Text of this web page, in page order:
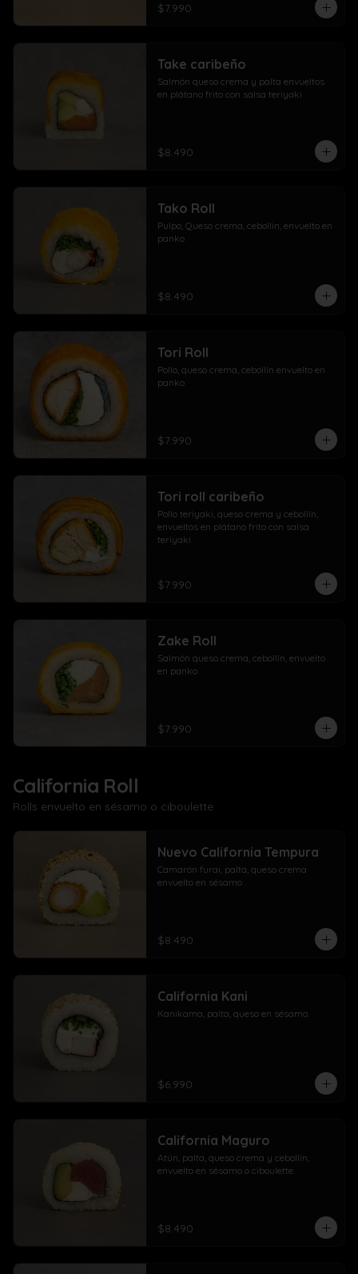
$7.990
Take caribeño
Salmón queso crema y palta envueltos
en plátano frito con salsa teriyaki
$8.490
Tako Roll
Pulpo, Queso crema, cebollin, envuelto en
panko
$8.490
Tori Roll
Pollo, queso crema, cebollín envuelto en
panko
$7.990
Tori roll caribeño
Pollo teriyaki, queso crema y cebollín,
envueltos en plátano frito con salsa
teriyaki
$7.990
Zake Roll
Salmón queso crema, cebollín, envuelto
en panko
$7.990
California Roll
Rolls envuelto en sésamo o ciboulette
Nuevo California Tempura
Camarón furai, palta, queso crema
envuelto en sésamo
$8.490
California Kani
Kanikama, palta, queso en sésamo.
$6.990
California Maguro
Atún, palta, queso crema y cebollín,
envuelto en sésamo o ciboulette.
$8.490